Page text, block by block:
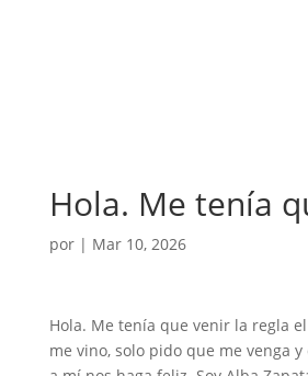
Hola. Me tenía
por | Mar 10, 2026
Hola. Me tenía que venir la regla
me vino, solo pido que me venga